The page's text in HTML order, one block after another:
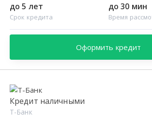
до 5 лет
Срок кредита
до 30 мин
Время
Оформить кредит
Кредит наличными
Т-Банк